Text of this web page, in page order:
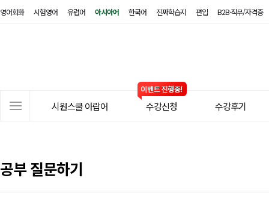
영어회화 시험영어 유럽어 아시아어 한국어 진짜학습지 편입 B2B·직무/자격증
시원스쿨 아랍어 수강신청 수강후기
공부 질문하기